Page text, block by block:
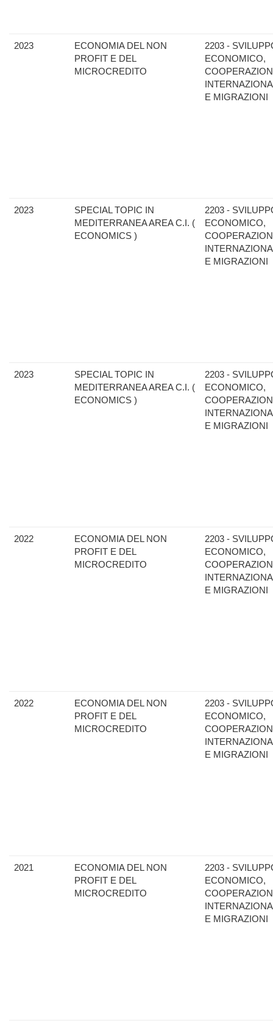
2023
ECONOMIA DEL NON
PROFIT E DEL
MICROCREDITO
2203 -
ECONOMICO,
E MIGRAZIONI
2023
SPECIAL TOPIC IN
MEDITERRANEA AREA C.I. (
ECONOMICS )
2203 -
ECONOMICO,
E MIGRAZIONI
2023
SPECIAL TOPIC IN
MEDITERRANEA AREA C.I. (
ECONOMICS )
2203 -
ECONOMICO,
E MIGRAZIONI
2022
ECONOMIA DEL NON
PROFIT E DEL
MICROCREDITO
2203 -
ECONOMICO,
E MIGRAZIONI
2022
ECONOMIA DEL NON
PROFIT E DEL
MICROCREDITO
2203 -
ECONOMICO,
E MIGRAZIONI
2021
ECONOMIA DEL NON
PROFIT E DEL
MICROCREDITO
2203 -
ECONOMICO,
E MIGRAZIONI